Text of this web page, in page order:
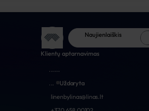
Naujienlaiškis
Klientų aptarnavimas
...
Uždaryta
linenbylinas@linas.lt